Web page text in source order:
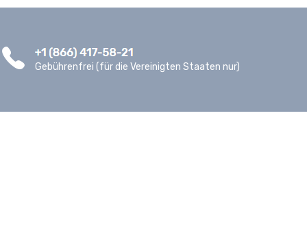
Gebührenfrei (für die Vereinigten Staaten nur)